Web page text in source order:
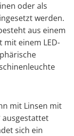
oder als
werden.
aus einem
einem LED-
mit Linsen mit
ausgestattet
sich ein